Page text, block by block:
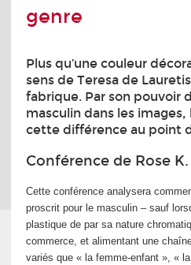
genre
Plus qu’une couleur
sens de Teresa de
fabrique. Par son pouvoir
masculin dans les
cette différence au point
Conférence de Rose
Cette conférence analysera
proscrit pour le masculin – sauf
plastique de par sa nature
commerce, et alimentant une
variés que « la femme-enfant », «